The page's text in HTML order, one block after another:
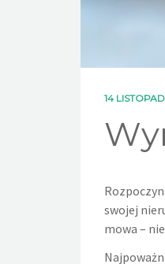
14
swojej
mowa –